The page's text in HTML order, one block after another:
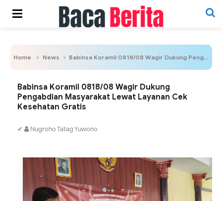
Home News Babinsa Koramil 0818/08 Wagir Dukung Pengabdian Masyarakat Lewat Layanan Cek Kesehatan Gratis
Babinsa Koramil 0818/08 Wagir Dukung
Pengabdian Masyarakat Lewat Layanan Cek
Kesehatan Gratis
✔ Nugroho Tatag Yuwono